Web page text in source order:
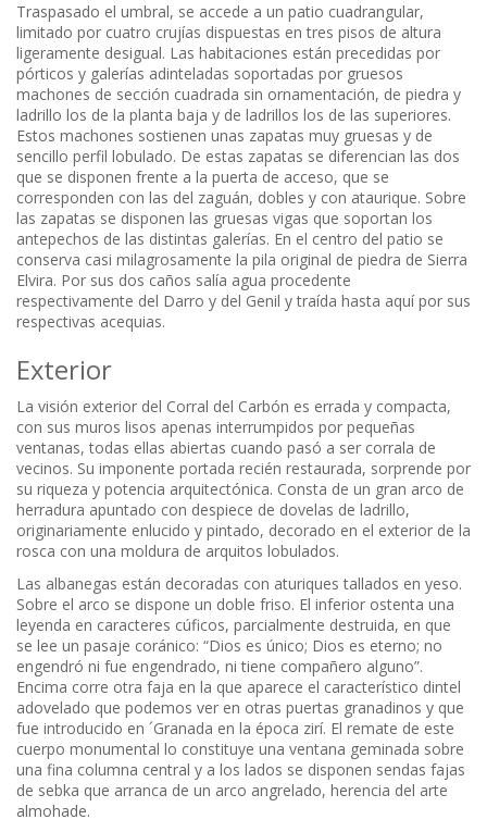
Traspasado el umbral, se accede a un patio cuadrangular,
limitado por cuatro crujías dispuestas en tres pisos de altura
ligeramente desigual. Las habitaciones están precedidas por
pórticos y galerías adinteladas soportadas por gruesos
machones de sección cuadrada sin ornamentación, de piedra y
ladrillo los de la planta baja y de ladrillos los de las superiores.
Estos machones sostienen unas zapatas muy gruesas y de
sencillo perfil lobulado. De estas zapatas se diferencian las dos
que se disponen frente a la puerta de acceso, que se
corresponden con las del zaguán, dobles y con ataurique. Sobre
las zapatas se disponen las gruesas vigas que soportan los
antepechos de las distintas galerías. En el centro del patio se
conserva casi milagrosamente la pila original de piedra de Sierra
Elvira. Por sus dos caños salía agua procedente
respectivamente del Darro y del Genil y traída hasta aquí por sus
respectivas acequias.
Exterior
La visión exterior del Corral del Carbón es errada y compacta,
con sus muros lisos apenas interrumpidos por pequeñas
ventanas, todas ellas abiertas cuando pasó a ser corrala de
vecinos. Su imponente portada recién restaurada, sorprende por
su riqueza y potencia arquitectónica. Consta de un gran arco de
herradura apuntado con despiece de dovelas de ladrillo,
originariamente enlucido y pintado, decorado en el exterior de la
rosca con una moldura de arquitos lobulados.
Las albanegas están decoradas con aturiques tallados en yeso.
Sobre el arco se dispone un doble friso. El inferior ostenta una
leyenda en caracteres cúficos, parcialmente destruida, en que
se lee un pasaje coránico: “Dios es único; Dios es eterno; no
engendró ni fue engendrado, ni tiene compañero alguno”.
Encima corre otra faja en la que aparece el característico dintel
adovelado que podemos ver en otras puertas granadinos y que
fue introducido en ´Granada en la época zirí. El remate de este
cuerpo monumental lo constituye una ventana geminada sobre
una fina columna central y a los lados se disponen sendas fajas
de sebka que arranca de un arco angrelado, herencia del arte
almohade.